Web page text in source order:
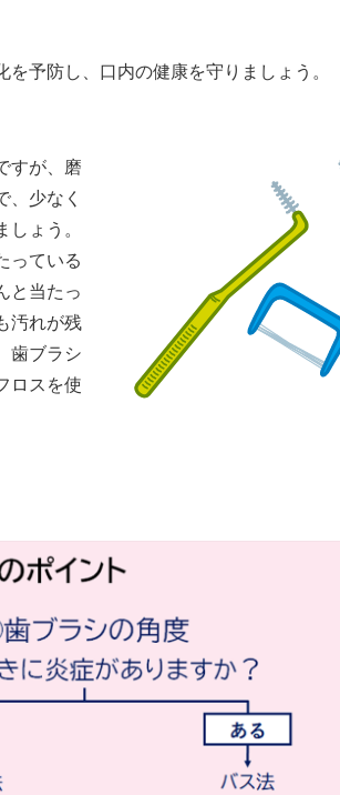
予防し、口内の健康を守りましょう。
すが、磨
、少なく
ょう。
っている
と当たっ
汚れが残
歯ブラシ
ロスを使